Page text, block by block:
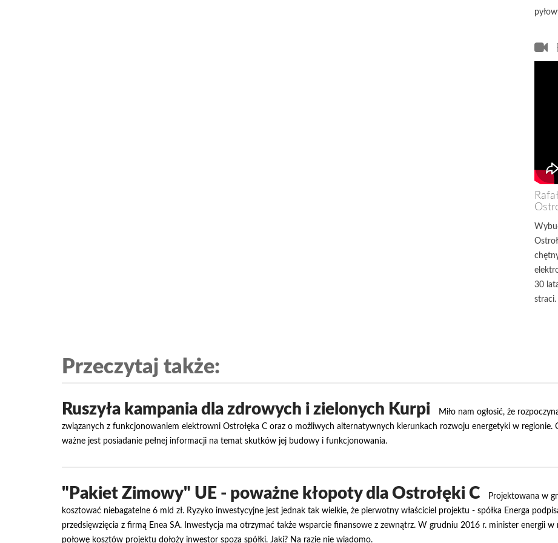
30
straci.
Przeczytaj także:
Ruszyła kampania dla zdrowych i zielonych Kurpi
Miło nam ogłosić, że
związanych z funkcjonowaniem elektrowni Ostrołęka C oraz o możliwych alternatywnych kierunkach rozwoju energetyki w regionie.
ważne jest posiadanie pełnej informacji na temat skutków jej budowy i funkcjonowania.
"Pakiet Zimowy" UE - poważne kłopoty dla Ostrołęki C
Projektowana w
kosztować niebagatelne 6 mld zł. Ryzyko inwestycyjne jest jednak tak wielkie, że pierwotny właściciel projektu - spółka Energa
przedsięwzięcia z firmą Enea SA. Inwestycja ma otrzymać także wsparcie finansowe z zewnątrz. W grudniu 2016 r. minister energii w
połowę kosztów projektu dołoży inwestor spoza spółki. Jaki? Na razie nie wiadomo.